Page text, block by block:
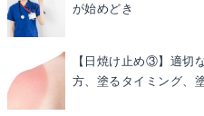
が始めどき
【日焼け止め③】適切
方、塗るタイミング、